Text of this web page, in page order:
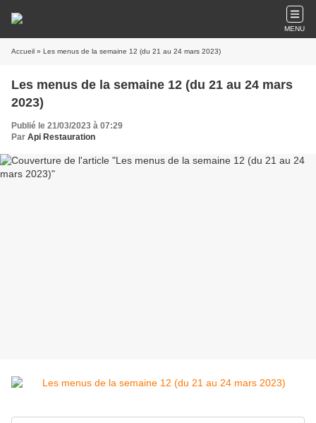
MENU
Accueil » Les menus de la semaine 12 (du 21 au 24 mars 2023)
Les menus de la semaine 12 (du 21 au 24 mars
2023)
Publié le 21/03/2023 à 07:29
Par Api Restauration